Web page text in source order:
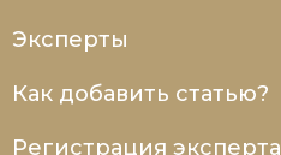
Эксперты
Как добавить статью?
Регистрация эксперта